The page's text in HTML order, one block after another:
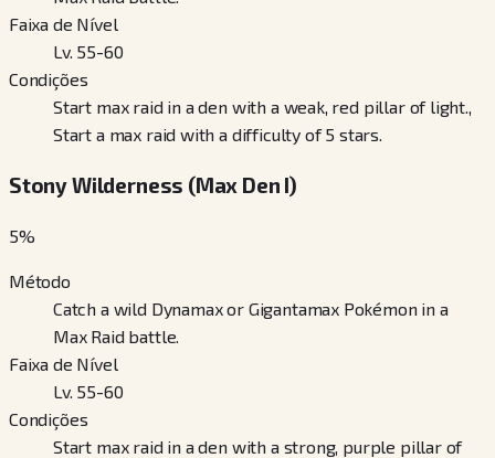
Faixa de Nível
Lv. 55-60
Condições
Start max raid in a den with a weak, red pillar of light.,
Start a max raid with a difficulty of 5 stars.
Stony Wilderness (Max Den I)
5%
Método
Catch a wild Dynamax or Gigantamax Pokémon in a
Max Raid battle.
Faixa de Nível
Lv. 55-60
Condições
Start max raid in a den with a strong, purple pillar of